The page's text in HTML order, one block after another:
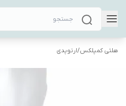
هلثی کمپلکس/ارتوپدی